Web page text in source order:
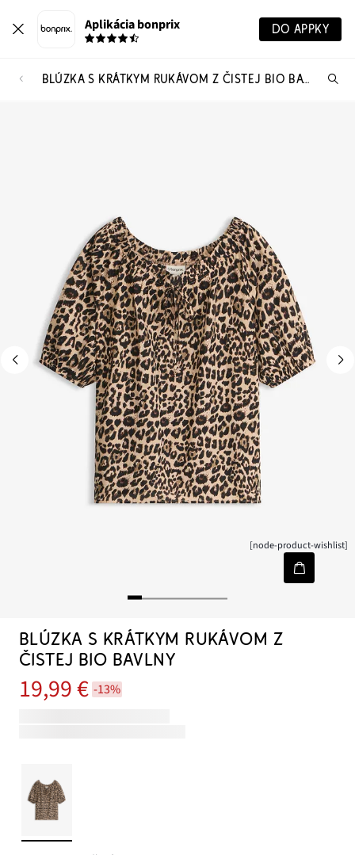
Aplikácia bonprix DO APPKY
BLÚZKA S KRÁTKYM RUKÁVOM Z ČISTEJ BIO BAVLNY
[node-product-wishlist]
BLÚZKA S KRÁTKYM RUKÁVOM Z
ČISTEJ BIO BAVLNY
19,99 € -13%